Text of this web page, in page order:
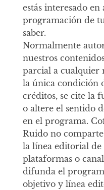
estás interesado
programación de
saber.
Normalmente
nuestros
parcial a cualquier
la única condición
créditos, se cite la
o altere el sentido
en el programa.
Ruido no
la línea editorial de
plataformas o
difunda el
objetivo y línea